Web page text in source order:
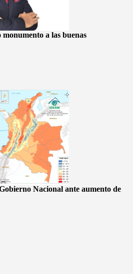
a las buenas
Nacional ante aumento de